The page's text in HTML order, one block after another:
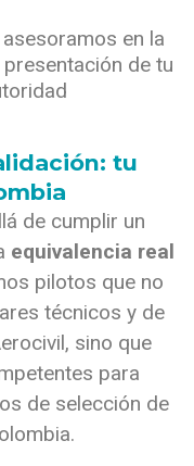
en la
de tu
tu
de cumplir un
equivalencia real
pilotos que no
técnicos y de
sino que
para
de selección de